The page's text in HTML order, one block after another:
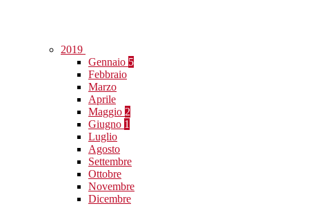
2019
Gennaio 5
Febbraio
Marzo
Aprile
Maggio 2
Giugno 1
Luglio
Agosto
Settembre
Ottobre
Novembre
Dicembre